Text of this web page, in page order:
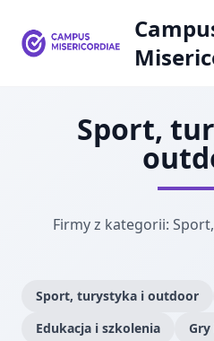
Sport,
Firmy z kategorii:
Sport, turystyka i outdoor
Edukacja i szkolenia